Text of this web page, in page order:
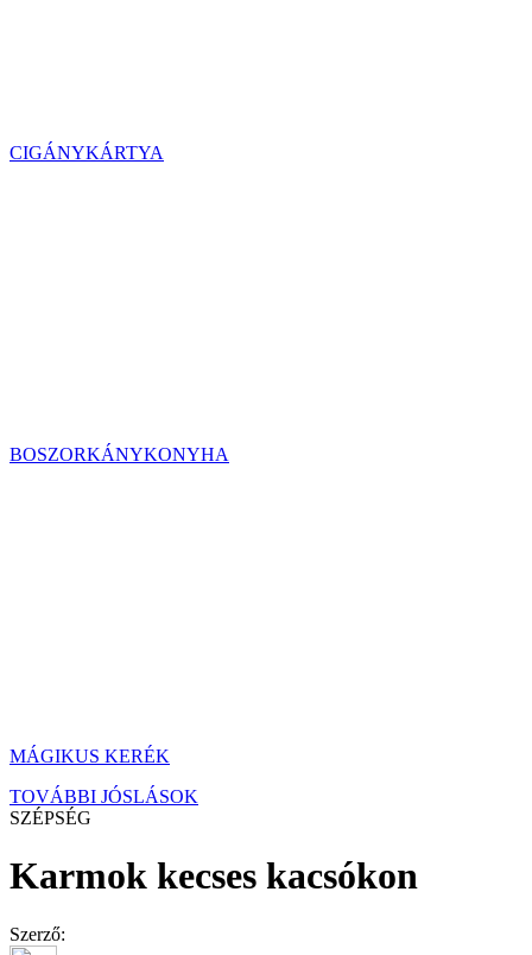
CIGÁNYKÁRTYA
BOSZORKÁNYKONYHA
MÁGIKUS KERÉK
TOVÁBBI JÓSLÁSOK
SZÉPSÉG
Karmok kecses kacsókon
Szerző: